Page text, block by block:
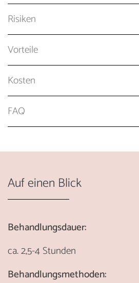
Risiken
Vorteile
Kosten
FAQ
Auf einen Blick
Behandlungsdauer:
ca. 2,5-4 Stunden
Behandlungsmethoden: